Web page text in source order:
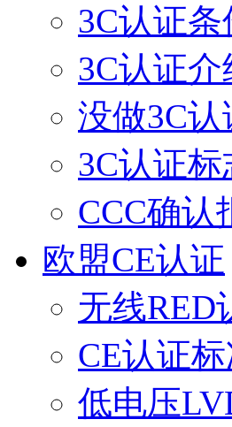
3C认证条
3C认证介
没做3C认
3C认证标
CCC确认
欧盟CE认证
无线RED
CE认证
低电压